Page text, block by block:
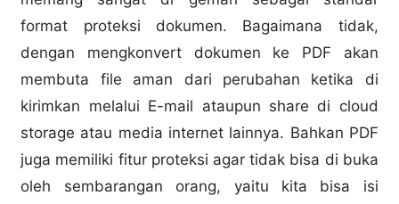
format proteksi dokumen. Bagaimana tidak,
dengan mengkonvert dokumen ke PDF akan
membuta file aman dari perubahan ketika di
kirimkan melalui E-mail ataupun share di cloud
storage atau media internet lainnya. Bahkan PDF
juga memiliki fitur proteksi agar tidak bisa di buka
oleh sembarangan orang, yaitu kita bisa isi